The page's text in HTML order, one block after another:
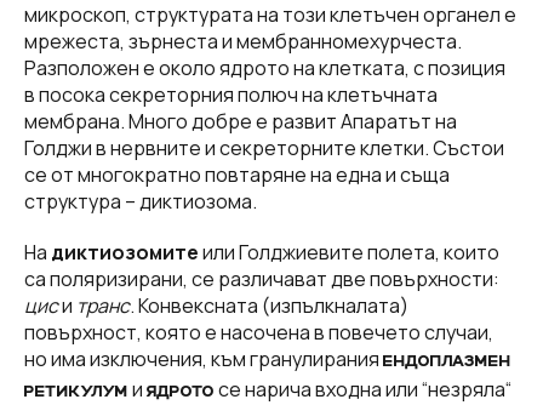
микроскоп, структурата на този клетъчен органел е
мрежеста, зърнеста и мембранномехурчеста.
Разположен е около ядрото на клетката, с позиция
в посока секреторния полюч на клетъчната
мембрана. Много добре е развит Апаратът на
Голджи в нервните и секреторните клетки. Състои
се от многократно повтаряне на една и съща
структура – диктиозома.
На диктиозомитеили Голджиевите полета, които
са поляризирани, се различават две повърхности:
циси транс. Конвексната (изпълкналата)
повърхност, която е насочена в повечето случаи,
но има изключения, към гранулирания ЕНДОПЛАЗМЕН
РЕТИКУЛУМ и ЯДРОТО се нарича входна или “незряла“